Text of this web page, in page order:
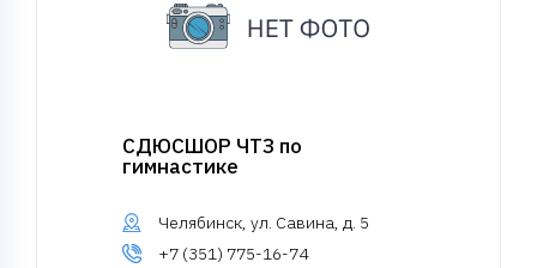
СДЮСШОР ЧТЗ по
гимнастике
Челябинск, ул. Савина, д. 5
+7 (351) 775-16-74